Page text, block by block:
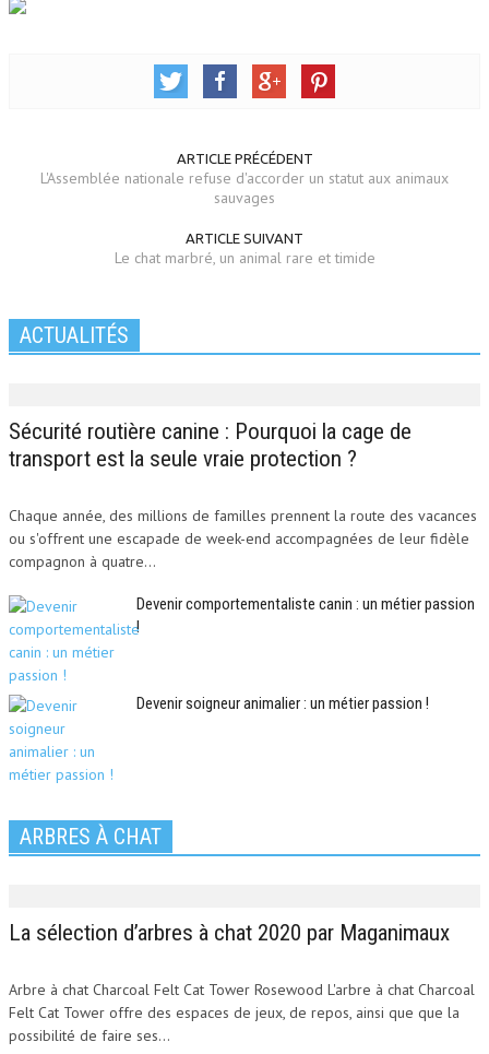
ARTICLE PRÉCÉDENT
L'Assemblée nationale refuse d'accorder un statut aux animaux
sauvages
ARTICLE SUIVANT
Le chat marbré, un animal rare et timide
ACTUALITÉS
Sécurité routière canine : Pourquoi la cage de
transport est la seule vraie protection ?
Chaque année, des millions de familles prennent la route des vacances
ou s'offrent une escapade de week-end accompagnées de leur fidèle
compagnon à quatre...
Devenir comportementaliste canin : un métier passion
!
Devenir soigneur animalier : un métier passion !
ARBRES À CHAT
La sélection d’arbres à chat 2020 par Maganimaux
Arbre à chat Charcoal Felt Cat Tower Rosewood L'arbre à chat Charcoal
Felt Cat Tower offre des espaces de jeux, de repos, ainsi que que la
possibilité de faire ses...